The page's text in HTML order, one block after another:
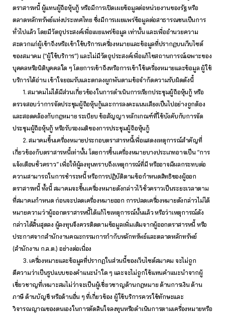
ตราสารหนี้ ผู้แทนผู้ถือหุ้นกู้ หรือมีการเปิดเผยข้อมูลต่อหน่วยงานของรัฐ หรือ
ตลาดหลักทรัพย์แห่งประเทศไทย ซึ่งมีการเผยแพร่ข้อมูลต่อสาธารณชนเป็นการ
ทั่วไปแล้ว โดยมีวัตถุประสงค์เพื่อเผยแพร่ข้อมูล เท่านั้น และเพื่ออำนวยความ
สะดวกแก่ผู้เข้าถึงหรือเข้าใช้บริการเครื่องหมายและข้อมูลที่ปรากฏบนเว็บไซต์
ของสมาคม (“ผู้ใช้บริการ”) และไม่มีวัตถุประสงค์เพื่อแก้ไขสถานการณ์เฉพาะของ
บุคคลหรือนิติบุคคลใด ๆ โดยการเข้าถึงหรือการเข้าใช้เครื่องหมายและข้อมูล ผู้ใช้
บริการได้อ่าน เข้าใจยอมรับและตกลงผูกพันตามข้อจำกัดความรับผิดดังนี้
1. สมาคมไม่ได้มีส่วนเกี่ยวข้องในการดำเนินการเรียกประชุมผู้ถือหุ้นกู้ หรือ
ตรวจสอบว่าการจัดประชุมผู้ถือหุ้นกู้และการลงคะแนนเสียงเป็นไปอย่างถูกต้อง
และสอดคล้องกับกฎหมาย ระเบียบ ข้อสัญญา หลักเกณฑ์ที่ใช้บังคับกับการจัด
ประชุมผู้ถือหุ้นกู้ หรือรับรองมติของการประชุมผู้ถือหุ้นกู้
2. สมาคมขึ้นเครื่องหมายประกอบตราสารหนี้เพื่อแสดงเหตุการณ์สำคัญที่
เกี่ยวข้องกับตราสารหนี้เท่านั้น โดยการขึ้นเครื่องหมายบางประเภทอาจเป็น “การ
แจ้งเตือนชั่วคราว” เพื่อให้ผู้ลงทุนทราบถึงเหตุการณ์ที่มี หรืออาจมีผลกระทบต่อ
ความสามารถในการชำระหนี้ หรือการปฏิบัติตามข้อกำหนดสิทธิของผู้ออก
ตราสารหนี้ ทั้งนี้ สมาคมจะขึ้นเครื่องหมายดังกล่าวไว้ชั่วคราวเป็นระยะเวลาตาม
ที่สมาคมกำหนด ก่อนจะปลดเครื่องหมายออก การปลดเครื่องหมายดังกล่าวไม่ได้
หมายความว่าผู้ออกตราสารหนี้ได้แก้ไขเหตุการณ์นั้นแล้ว หรือว่าเหตุการณ์ดัง
กล่าวได้สิ้นสุดลง ผู้ลงทุนจึงควรติดตามข้อมูลเพิ่มเติมจากผู้ออกตราสารหนี้ หรือ
ประกาศจากสำนักงานคณะกรรมการกำกับหลักทรัพย์และตลาดหลักทรัพย์
(สำนักงาน ก.ล.ต.) อย่างต่อเนื่อง
3. เครื่องหมายและข้อมูลที่ปรากฏในส่วนนี้ของเว็บไซต์สมาคม จะไม่ถูก
ตีความว่าเป็นรูปแบบของคำแนะนำใด ๆ และจะไม่ถูกใช้แทนคำแนะนำจากผู้
เชี่ยวชาญที่เหมาะสมไม่ว่าจะเป็นผู้เชี่ยวชาญด้านกฎหมาย ด้านการเงิน ด้าน
ภาษี ด้านบัญชี หรือด้านอื่น ๆ ที่เกี่ยวข้อง ผู้ใช้บริการควรใช้ทักษะและ
วิจารณญาณของตนเองในการตัดสินใจลงทุนหรือดำเนินการตามเครื่องหมายหรือ